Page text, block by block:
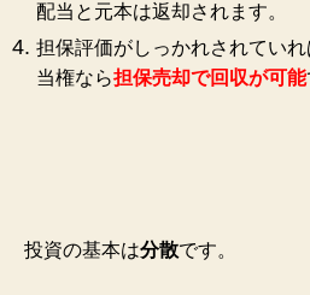
配当と元本は返却されます。
担保評価がしっかれされてい
当権なら担保売却で回収が可能
投資の基本は分散です。